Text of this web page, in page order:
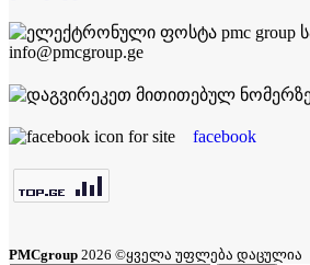
info@pmcgroup.ge
facebook
PMCgroup 2026 ©ყველა უფლება დაცულია